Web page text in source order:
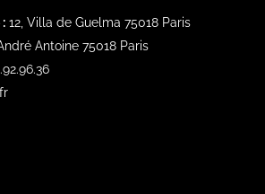
12, Villa de Guelma 75018 Paris
Antoine 75018 Paris